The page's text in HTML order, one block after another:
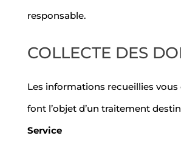
responsable.
COLLECTE DES
Les informations recueillies
font l’objet d’un traitement
Service